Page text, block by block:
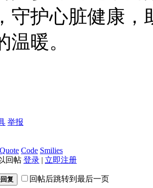
守护心脏健康，
温暖。
举报
Quote Code Smilies
回帖 登录 | 立即注册
复 回帖后跳转到最后一页